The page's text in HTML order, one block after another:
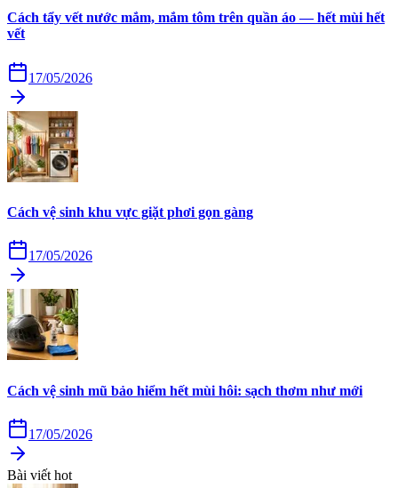
Cách tẩy vết nước mắm, mắm tôm trên quần áo — hết mùi hết
vết
17/05/2026
Cách vệ sinh khu vực giặt phơi gọn gàng
17/05/2026
Cách vệ sinh mũ bảo hiểm hết mùi hôi: sạch thơm như mới
17/05/2026
Bài viết hot